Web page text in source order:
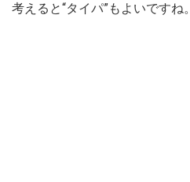
考えると“タイパ”もよいですね。